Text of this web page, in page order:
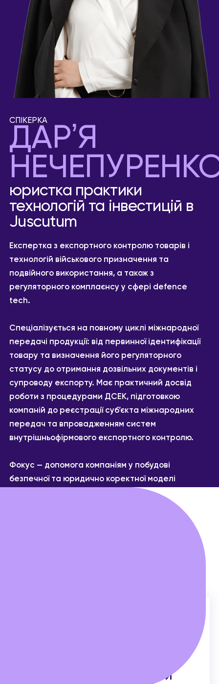
СПІКЕРКА
ДАРʼЯ
юристка практики
технологій та інвестицій в
Juscutum
Експертка з експортного контролю товарів і
технологій військового призначення та
подвійного використання, а також з
регуляторного комплаєнсу у сфері defence
tech.
Спеціалізується на повному циклі міжнародної
передачі продукції: від первинної ідентифікації
товару та визначення його регуляторного
статусу до отримання дозвільних документів і
супроводу експорту. Має практичний досвід
роботи з процедурами ДСЕК, підготовкою
компаній до реєстрації суб’єкта міжнародних
передач та впровадженням систем
внутрішньофірмового експортного контролю.
Фокус — допомога компаніям у побудові
безпечної та юридично коректної моделі
експорту для виходу на міжнародні ринки.
DefenceTech-компаній